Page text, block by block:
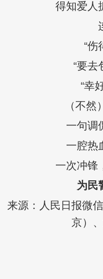
得知爱人抓
连
“伤得
“要去包
“幸好
（不然）
一句调侃
一腔热血
一次冲锋，
为民
来源：人民日报微
京）